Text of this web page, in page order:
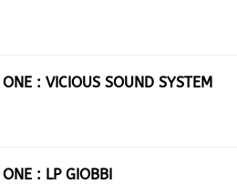
: VICIOUS SOUND SYSTEM
: LP GIOBBI